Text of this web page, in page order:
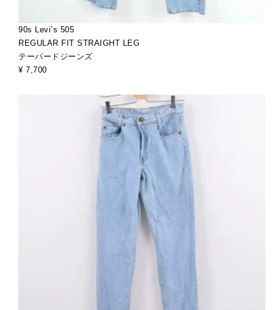
90s Levi’s 505
REGULAR FIT STRAIGHT LEG
テーパードジーンズ
¥ 7,700